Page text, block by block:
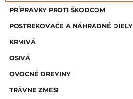
PRÍPRAVKY PROTI ŠKODCOM
POSTREKOVAČE A NÁHRADNÉ DIELY
KRMIVÁ
OSIVÁ
OVOCNÉ DREVINY
TRÁVNE ZMESI